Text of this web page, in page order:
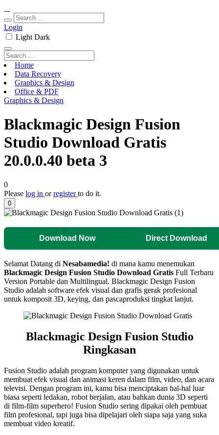
Login
Light Dark
Home
Data Recovery
Graphics & Design
Office & PDF
Graphics & Design
Blackmagic Design Fusion
Studio Download Gratis
20.0.0.40 beta 3
0
Please log in orregisterto do it.
0
Download Now Direct Download
Selamat Datang di Nesabamedia! di mana kamu menemukan
Blackmagic Design Fusion Studio Download Gratis Full Terbaru
Version Portable dan Multilingual. Blackmagic Design Fusion
Studio adalah software efek visual dan grafis gerak profesional
untuk komposit 3D, keying, dan pascaproduksi tingkat lanjut.
Blackmagic Design Fusion Studio
Ringkasan
Fusion Studio adalah program komputer yang digunakan untuk
membuat efek visual dan animasi keren dalam film, video, dan acara
televisi. Dengan program ini, kamu bisa menciptakan hal-hal luar
biasa seperti ledakan, robot berjalan, atau bahkan dunia 3D seperti
di film-film superhero! Fusion Studio sering dipakai oleh pembuat
film profesional, tapi juga bisa dipelajari oleh siapa saja yang suka
membuat video kreatif.